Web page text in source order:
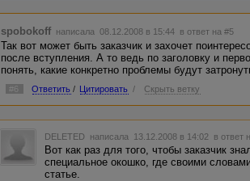
spobokoff написала 08.12.2008 в 15:44 в ответ на #5
Так вот может быть заказчик и захочет
после вступления. А то ведь по заголовку и
понять, какие конкретно проблемы будут
#6 Ответить / Цитировать / Скрыть ветку
DELETED написала 13.12.2008 в 14:02 в ответ
Вот как раз для того, чтобы заказчик
специальное окошко, где своими
статье.